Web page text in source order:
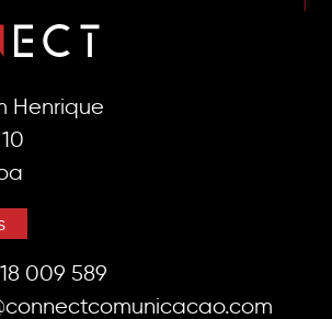
Henrique
009 589